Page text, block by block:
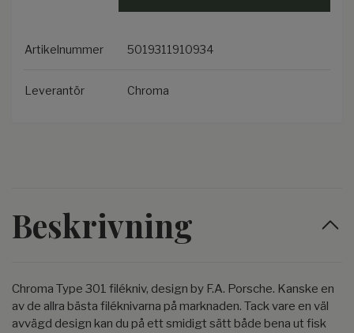
Artikelnummer 5019311910934
Leverantör Chroma
Beskrivning
Chroma Type 301 filékniv, design by F.A. Porsche. Kanske en
av de allra bästa filéknivarna på marknaden. Tack vare en väl
avvägd design kan du på ett smidigt sätt både bena ut fisk